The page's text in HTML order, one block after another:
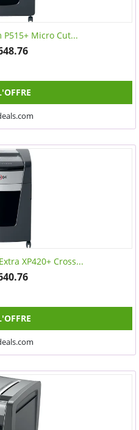
P515+ Micro Cut...
XP420+ Cross...